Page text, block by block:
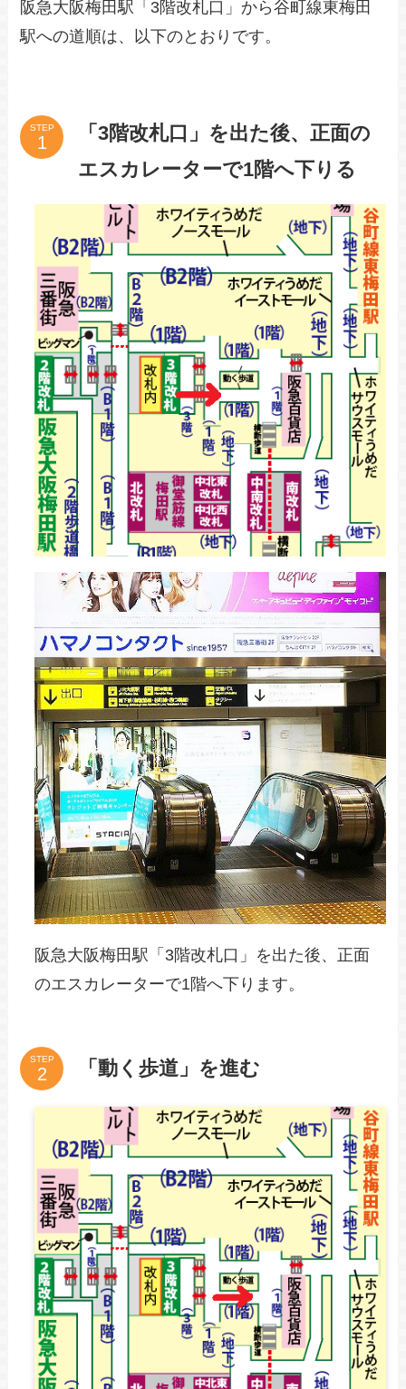
阪急大阪梅田駅「3階改札口」から谷町線東梅田
駅への道順は、以下のとおりです。
STEP
「3階改札口」を出た後、正面の
エスカレーターで1階へ下りる
阪急大阪梅田駅「3階改札口」を出た後、正面
のエスカレーターで1階へ下ります。
STEP 「動く歩道」を進む